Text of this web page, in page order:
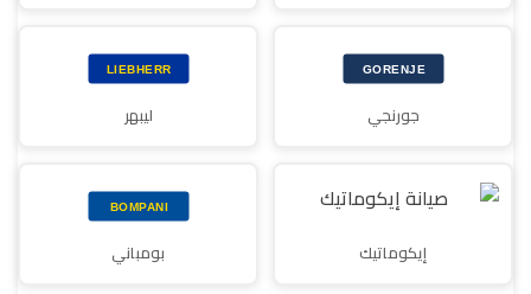
جورنجي ليبهر
إيكوماتيك بومباني